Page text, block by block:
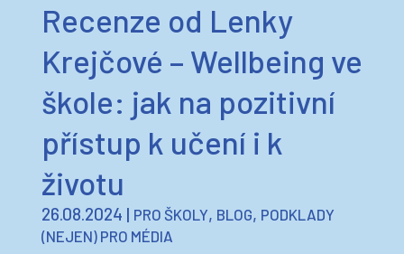
Recenze od Lenky
Krejčové – Wellbeing ve
škole: jak na pozitivní
přístup k učení i k
životu
26.08.2024 | PRO ŠKOLY, BLOG, PODKLADY
(NEJEN) PRO MÉDIA